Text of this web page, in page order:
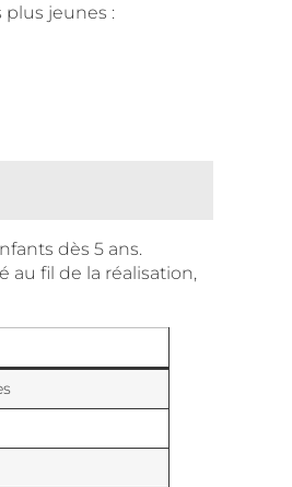
jeunes :
dès 5 ans.
au fil de la réalisation,